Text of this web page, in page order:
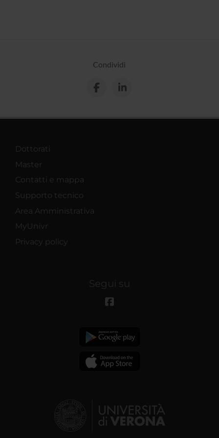
Condividi
Dottorati
Master
Contatti e mappa
Supporto tecnico
Area Amministrativa
MyUnivr
Privacy policy
Segui su